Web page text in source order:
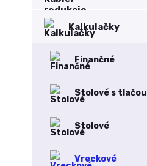
Kalkulačky
Finančné
Stolové s tlačou
Stolové
Vreckové